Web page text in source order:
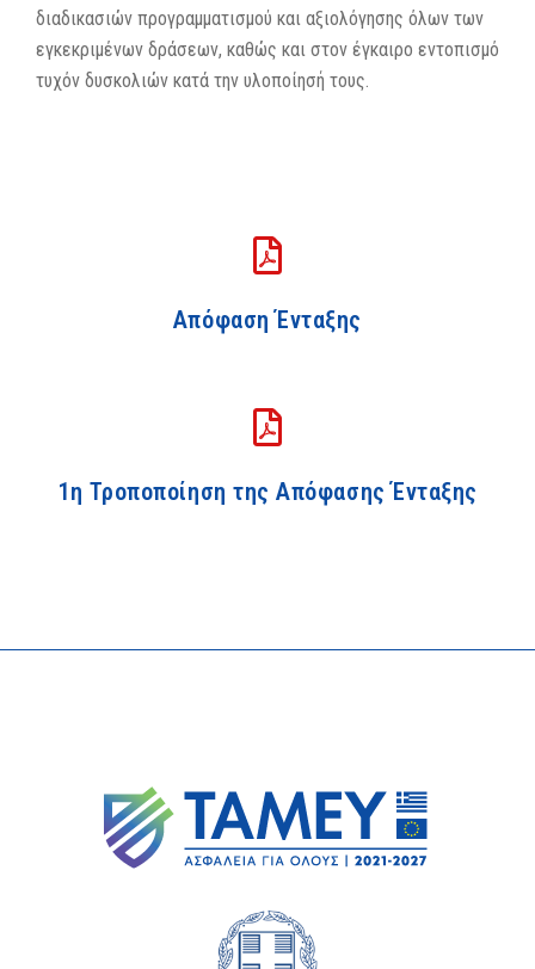
διαδικασιών προγραμματισμού και αξιολόγησης όλων των
εγκεκριμένων δράσεων, καθώς και στον έγκαιρο εντοπισμό
τυχόν δυσκολιών κατά την υλοποίησή τους.
Απόφαση Ένταξης
1η Τροποποίηση της Απόφασης Ένταξης